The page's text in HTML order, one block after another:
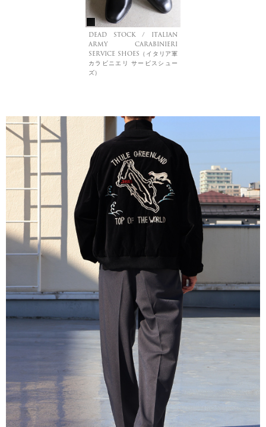
DEAD STOCK / ITALIAN
ARMY CARABINIERI
SERVICE SHOES（イタリア軍
カラビニエリ サービスシュー
ズ）